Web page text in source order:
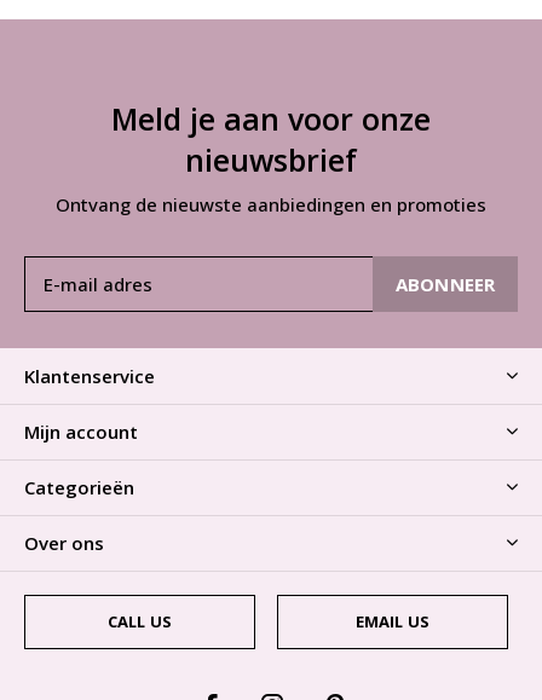
Meld je aan voor onze
nieuwsbrief
Ontvang de nieuwste aanbiedingen en promoties
ABONNEER
Klantenservice
Mijn account
Categorieën
Over ons
CALL US EMAIL US